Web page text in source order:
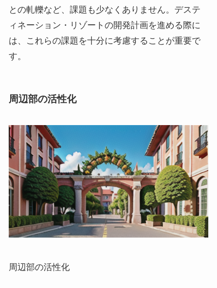
との軋轢など、課題も少なくありません。デステ
ィネーション・リゾートの開発計画を進める際に
は、これらの課題を十分に考慮することが重要で
す。
周辺部の活性化
周辺部の活性化